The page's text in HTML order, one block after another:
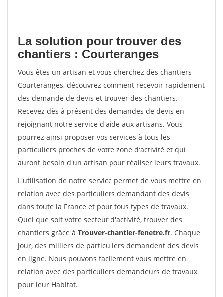
La solution pour trouver des
chantiers : Courteranges
Vous êtes un artisan et vous cherchez des chantiers
Courteranges, découvrez comment recevoir rapidement
des demande de devis et trouver des chantiers.
Recevez dès à présent des demandes de devis en
rejoignant notre service d'aide aux artisans. Vous
pourrez ainsi proposer vos services à tous les
particuliers proches de votre zone d'activité et qui
auront besoin d'un artisan pour réaliser leurs travaux.
L'utilisation de notre service permet de vous mettre en
relation avec des particuliers demandant des devis
dans toute la France et pour tous types de travaux.
Quel que soit votre secteur d'activité, trouver des
chantiers grâce à Trouver-chantier-fenetre.fr. Chaque
jour, des milliers de particuliers demandent des devis
en ligne. Nous pouvons facilement vous mettre en
relation avec des particuliers demandeurs de travaux
pour leur Habitat.